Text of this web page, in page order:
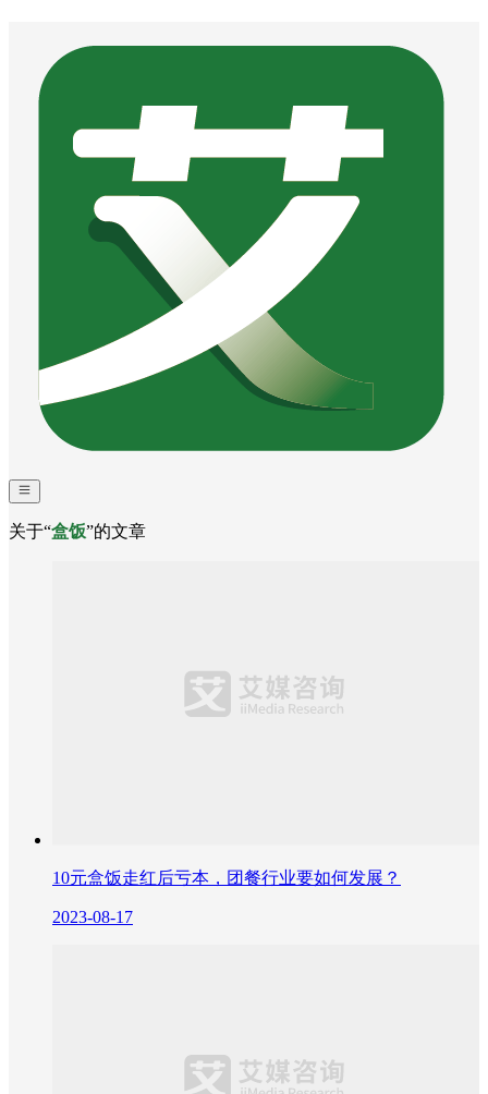
关于“盒饭”的文章
10元盒饭走红后亏本，团餐行业要如何发展？
2023-08-17